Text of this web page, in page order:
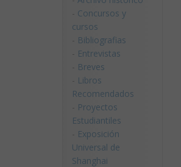
- Concursos y
cursos
- Bibliografias
- Entrevistas
- Breves
- Libros
Recomendados
- Proyectos
Estudiantiles
- Exposición
Universal de
Shanghai